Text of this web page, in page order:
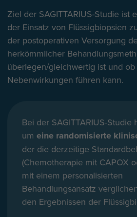
Ziel der SAGITTARIUS-Studie ist
der Einsatz von Flüssigbiopsien
der postoperativen Versorgung
herkömmlicher
überlegen/gleichwertig ist und
Nebenwirkungen führen kann.
Bei der SAGITTARIUS-Studie
um eine randomisierte
der die derzeitige
(Chemotherapie mit CAPOX
mit einem personalisierten
Behandlungsansatz
den Ergebnissen der